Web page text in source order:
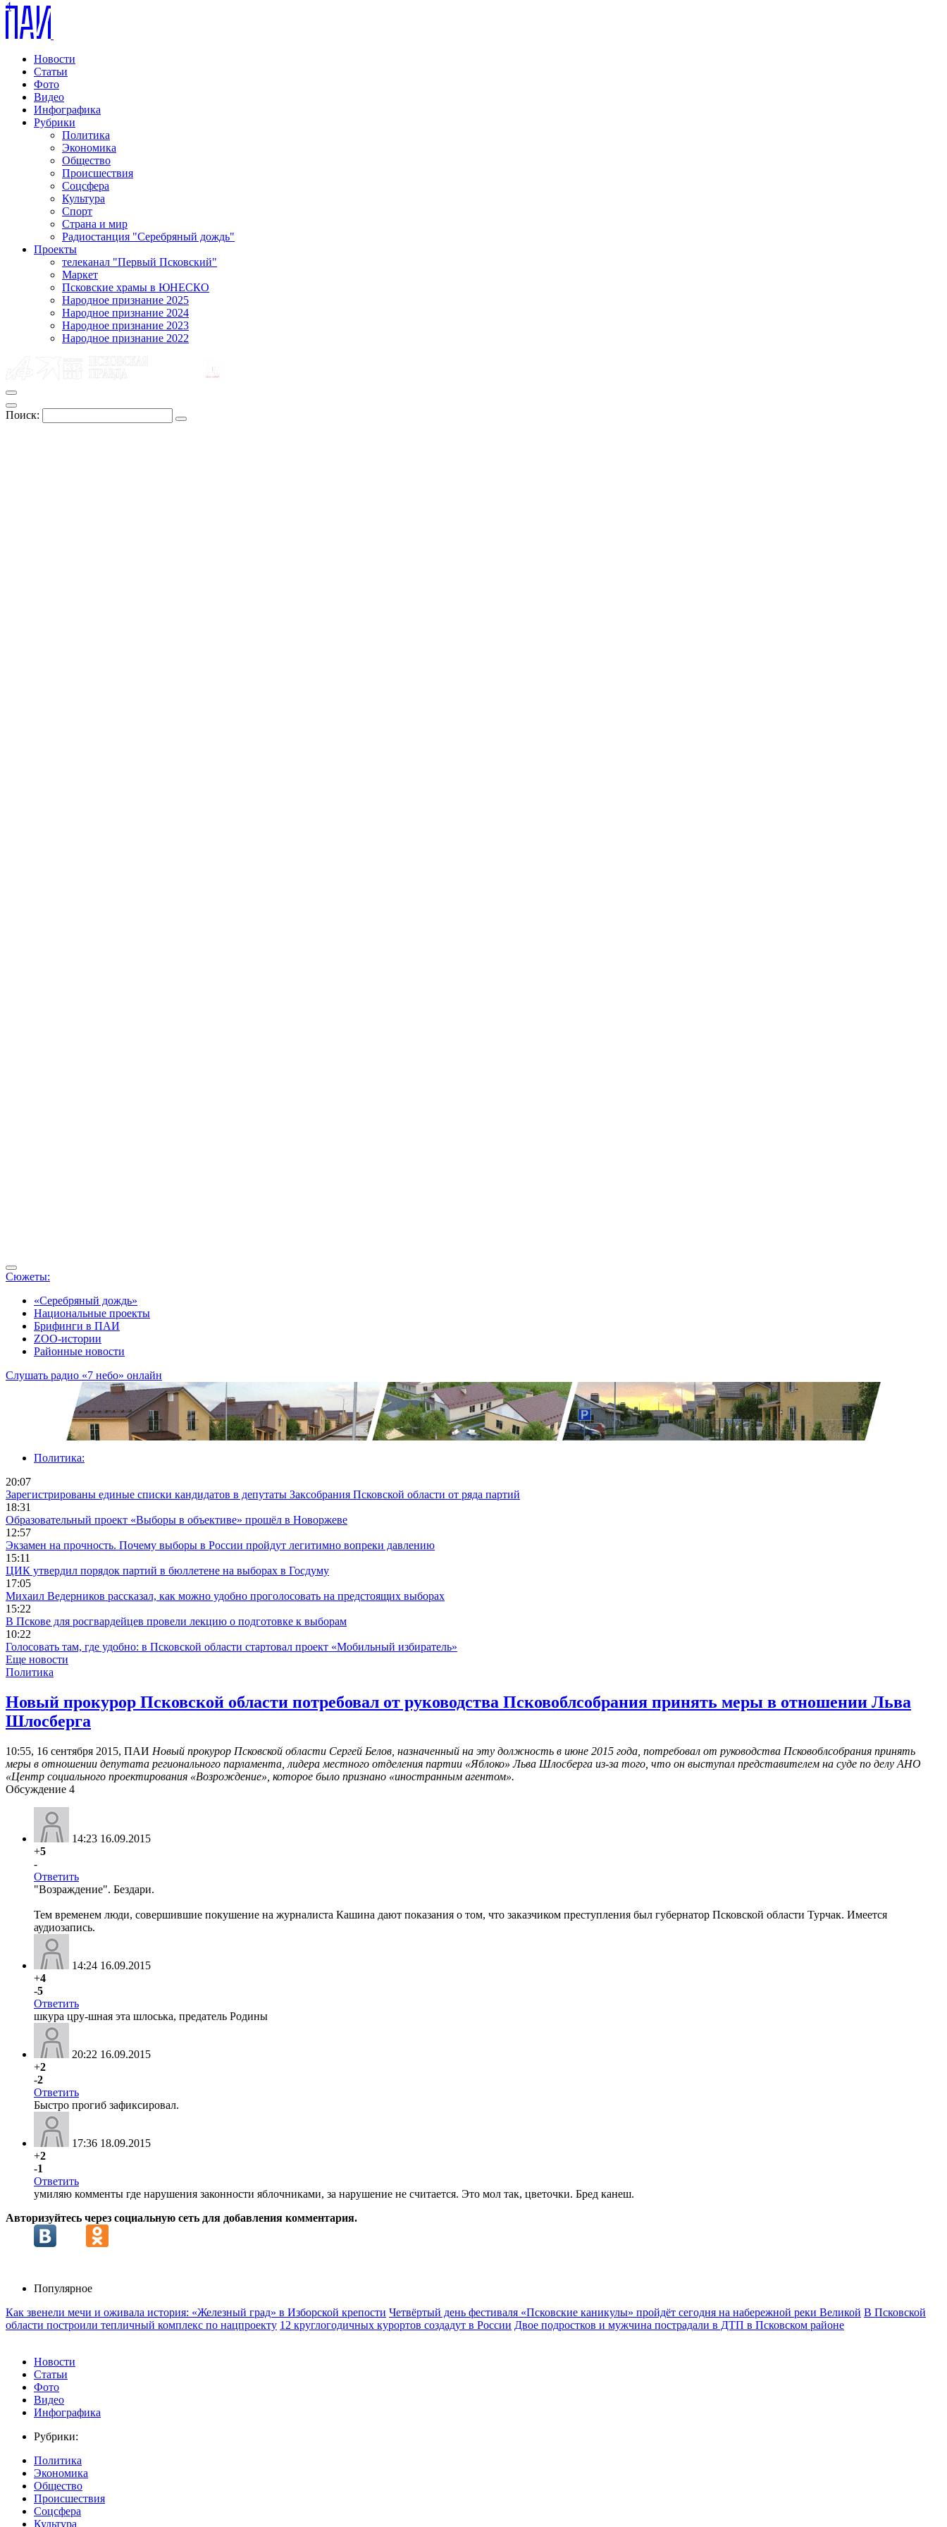
Новости
Статьи
Фото
Видео
Инфографика
Рубрики
Политика
Экономика
Общество
Происшествия
Соцсфера
Культура
Спорт
Страна и мир
Радиостанция "Серебряный дождь"
Проекты
телеканал "Первый Псковский"
Маркет
Псковские храмы в ЮНЕСКО
Народное признание 2025
Народное признание 2024
Народное признание 2023
Народное признание 2022
Поиск:
Сюжеты:
«Серебряный дождь»
Национальные проекты
Брифинги в ПАИ
ZOO-истории
Районные новости
Слушать радио «7 небо» онлайн
4
Политика:
20:07
Зарегистрированы единые списки кандидатов в депутаты Заксобрания Псковской области от ряда партий
18:31
Образовательный проект «Выборы в объективе» прошёл в Новоржеве
12:57
Экзамен на прочность. Почему выборы в России пройдут легитимно вопреки давлению
15:11
ЦИК утвердил порядок партий в бюллетене на выборах в Госдуму
17:05
Михаил Ведерников рассказал, как можно удобно проголосовать на предстоящих выборах
15:22
В Пскове для росгвардейцев провели лекцию о подготовке к выборам
10:22
Голосовать там, где удобно: в Псковской области стартовал проект «Мобильный избиратель»
Еще новости
Политика
Новый прокурор Псковской области потребовал от руководства Псковоблсобрания принять меры в отношении Льва
Шлосберга
10:55, 16 сентября 2015, ПАИ Новый прокурор Псковской области Сергей Белов, назначенный на эту должность в июне 2015 года, потребовал от руководства Псковоблсобрания принять
меры в отношении депутата регионального парламента, лидера местного отделения партии «Яблоко» Льва Шлосберга из-за того, что он выступал представителем на суде по делу АНО
«Центр социального проектирования «Возрождение», которое было признано «иностранным агентом».
Обсуждение 4
14:23 16.09.2015
+5
-
Ответить
"Возраждение". Бездари.
Тем временем люди, совершившие покушение на журналиста Кашина дают показания о том, что заказчиком преступления был губернатор Псковской области Турчак. Имеется
аудиозапись.
14:24 16.09.2015
+4
-5
Ответить
шкура цру-шная эта шлоська, предатель Родины
20:22 16.09.2015
+2
-2
Ответить
Быстро прогиб зафиксировал.
17:36 18.09.2015
+2
-1
Ответить
умиляю комменты где нарушения законности яблочниками, за нарушение не считается. Это мол так, цветочки. Бред канеш.
Авторизуйтесь через социальную сеть для добавления комментария.
Популярное
Как звенели мечи и оживала история: «Железный град» в Изборской крепости Четвёртый день фестиваля «Псковские каникулы» пройдёт сегодня на набережной реки Великой В Псковской
области построили тепличный комплекс по нацпроекту 12 круглогодичных курортов создадут в России Двое подростков и мужчина пострадали в ДТП в Псковском районе
Новости
Статьи
Фото
Видео
Инфографика
Рубрики:
Политика
Экономика
Общество
Происшествия
Соцсфера
Культура